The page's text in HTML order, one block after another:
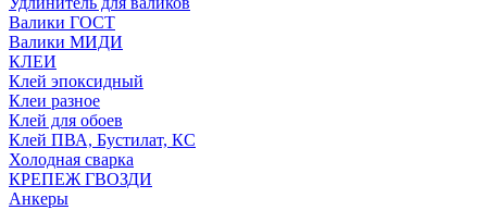
Валики ГОСТ
Валики МИДИ
КЛЕИ
Клей эпоксидный
Клеи разное
Клей для обоев
Клей ПВА, Бустилат, КС
Холодная сварка
КРЕПЕЖ ГВОЗДИ
Анкеры